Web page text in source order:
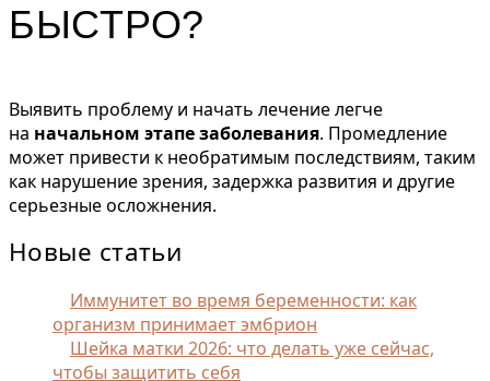
БЫСТРО?
Выявить проблему и начать лечение легче
на начальном этапе заболевания. Промедление
может привести к необратимым последствиям, таким
как нарушение зрения, задержка развития и другие
серьезные осложнения.
Новые статьи
Иммунитет во время беременности: как
организм принимает эмбрион
Шейка матки 2026: что делать уже сейчас,
чтобы защитить себя